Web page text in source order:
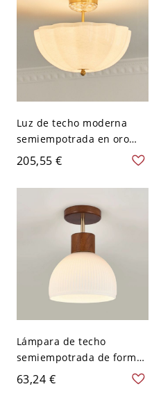
Luz de techo moderna
semiempotrada en oro
con luces May Ul y
orificios de culo G para
uso residencial - 110 A
205,55 €
Lámpara de techo
semiempotrada de forma
de cuenco de madera con
pantalla de vidrio blanco -
63,24 €